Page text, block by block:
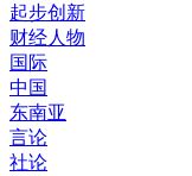
起步创新
财经人物
国际
中国
东南亚
言论
社论